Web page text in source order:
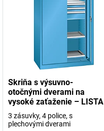
Skriňa s výsuvno-
otočnými dverami na
vysoké zaťaženie – LISTA
3 zásuvky, 4 police, s
plechovými dverami